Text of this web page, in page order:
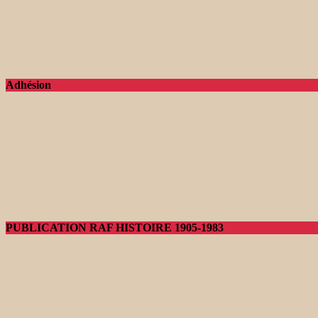
Adhésion
PUBLICATION RAF HISTOIRE 1905-1983